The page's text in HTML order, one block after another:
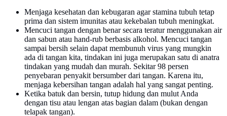
Menjaga kesehatan dan kebugaran agar stamina tubuh tetap
prima dan sistem imunitas atau kekebalan tubuh meningkat.
Mencuci tangan dengan benar secara teratur menggunakan air
dan sabun atau hand-rub berbasis alkohol. Mencuci tangan
sampai bersih selain dapat membunuh virus yang mungkin
ada di tangan kita, tindakan ini juga merupakan satu di anatra
tindakan yang mudah dan murah. Sekitar 98 persen
penyebaran penyakit bersumber dari tangan. Karena itu,
menjaga kebersihan tangan adalah hal yang sangat penting.
Ketika batuk dan bersin, tutup hidung dan mulut Anda
dengan tisu atau lengan atas bagian dalam (bukan dengan
telapak tangan).